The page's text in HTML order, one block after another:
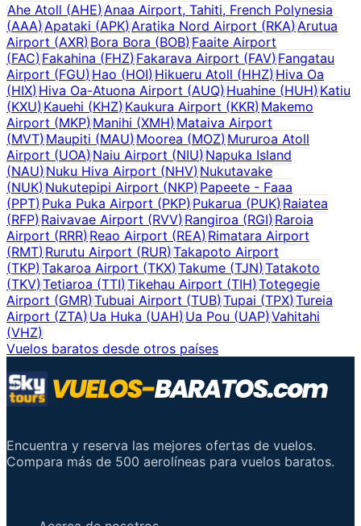
Ahe Atoll (AHE)Anaa Airport, Tahiti, French Polynesia
(AAA)Apataki (APK) Aratika Nord Airport (RKA) Arutua
Airport (AXR)Bora Bora (BOB) Faaite Airport
(FAC)Fakahina (FHZ) Fakarava Airport (FAV) Fangatau
Airport (FGU)Hao (HOI) Hikueru Atoll (HHZ)Hiva Oa
(HIX)Hiva Oa-Atuona Airport (AUQ) Huahine (HUH) Katiu
(KXU)Kauehi (KHZ) Kaukura Airport (KKR) Makemo
Airport (MKP)Manihi (XMH) Mataiva Airport
(MVT)Maupiti (MAU) Moorea (MOZ) Mururoa Atoll
Airport (UOA)Naiu Airport (NIU) Napuka Island
(NAU)Nuku Hiva Airport (NHV) Nukutavake
(NUK)Nukutepipi Airport (NKP)Papeete - Faaa
(PPT)Puka Puka Airport (PKP) Pukarua (PUK) Raiatea
(RFP)Raivavae Airport (RVV) Rangiroa (RGI) Raroia
Airport (RRR)Reao Airport (REA) Rimatara Airport
(RMT)Rurutu Airport (RUR) Takapoto Airport
(TKP)Takaroa Airport (TKX)Takume (TJN) Tatakoto
(TKV)Tetiaroa (TTI) Tikehau Airport (TIH) Totegegie
Airport (GMR)Tubuai Airport (TUB) Tupai (TPX) Tureia
Airport (ZTA)Ua Huka (UAH) Ua Pou (UAP) Vahitahi
(VHZ)
Vuelos baratos desde otros países
Encuentra y reserva las mejores ofertas de vuelos.
Compara más de 500 aerolíneas para vuelos baratos.